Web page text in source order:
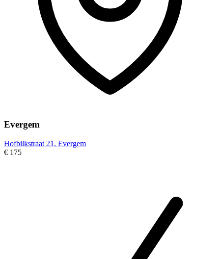
Evergem
Hofbilkstraat 21, Evergem
€ 175